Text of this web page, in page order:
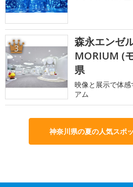
3
森永エンゼ
MORIUM (
県
映像と展示で体
アム
神奈川県の夏の人気スポ